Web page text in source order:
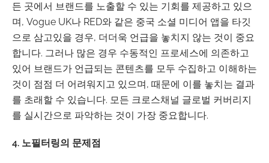
든 곳에서 브랜드를 노출할 수 있는 기회를 제공하고 있으
며, Vogue UK나 RED와 같은 중국 소셜 미디어 앱을 타깃
으로 삼고있을 경우, 더더욱 언급을 놓치지 않는 것이 중요
합니다. 그러나 많은 경우 수동적인 프로세스에 의존하고
있어 브랜드가 언급되는 콘텐츠를 모두 수집하고 이해하는
것이 점점 더 어려워지고 있으며, 때문에 이를 놓치는 결과
를 초래할 수 있습니다. 모든 크로스채널 글로벌 커버리지
를 실시간으로 파악하는 것이 가장 중요합니다.
4. 노필터링의 문제점